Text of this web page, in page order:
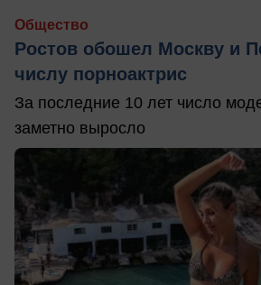
Общество
Ростов обошел Москву и
числу порноактрис
За последние 10 лет число
заметно выросло